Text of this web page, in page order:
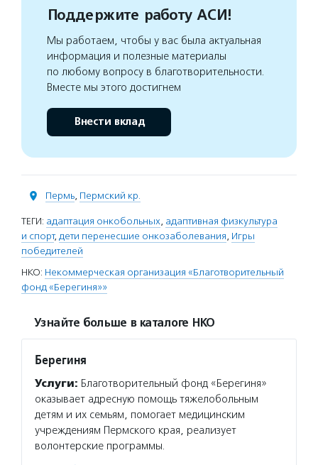
Поддержите работу АСИ!
Мы работаем, чтобы у вас была актуальная
информация и полезные материалы
по любому вопросу в благотворительности.
Вместе мы этого достигнем
Внести вклад
Пермь, Пермский кр.
ТЕГИ: адаптация онкобольных, адаптивная физкультура
и спорт, дети перенесшие онкозаболевания, Игры
победителей
НКО: Некоммерческая организация «Благотворительный
фонд «Берегиня»»
Узнайте больше в каталоге НКО
Берегиня
Услуги: Благотворительный фонд «Берегиня»
оказывает адресную помощь тяжелобольным
детям и их семьям, помогает медицинским
учреждениям Пермского края, реализует
волонтерские программы.